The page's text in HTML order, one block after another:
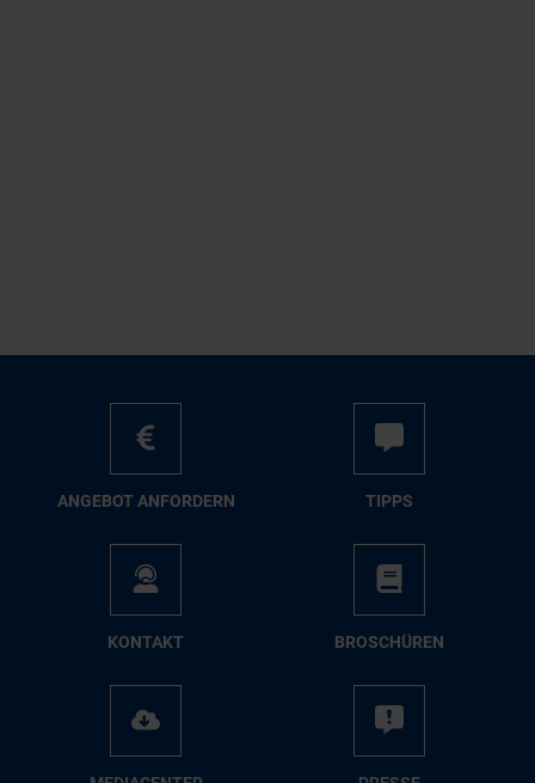
AN­GE­BOT AN­FOR­DERN TIPPS
KON­TAKT BRO­SCHÜ­REN